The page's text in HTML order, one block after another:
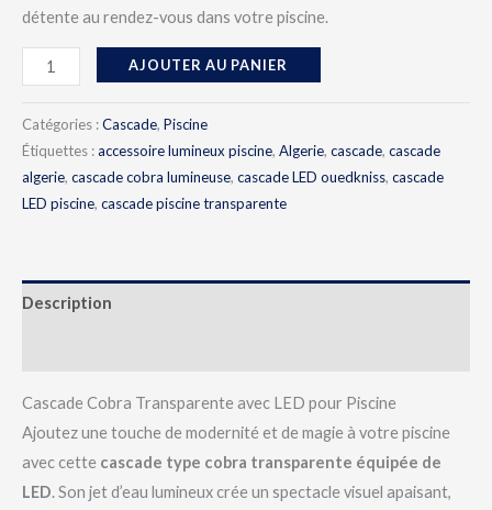
détente au rendez-vous dans votre piscine.
AJOUTER AU PANIER
Catégories :Cascade, Piscine
Étiquettes :accessoire lumineux piscine, Algerie, cascade, cascade
algerie, cascade cobra lumineuse, cascade LED ouedkniss, cascade
LED piscine, cascade piscine transparente
Description
Cascade Cobra Transparente avec LED pour Piscine
Ajoutez une touche de modernité et de magie à votre piscine
avec cette cascade type cobra transparente équipée de
LED. Son jet d’eau lumineux crée un spectacle visuel apaisant,